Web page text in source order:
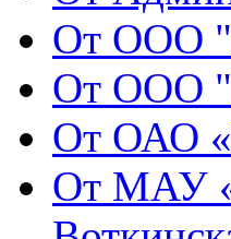
От ООО
От ООО
От ОАО
От МАУ